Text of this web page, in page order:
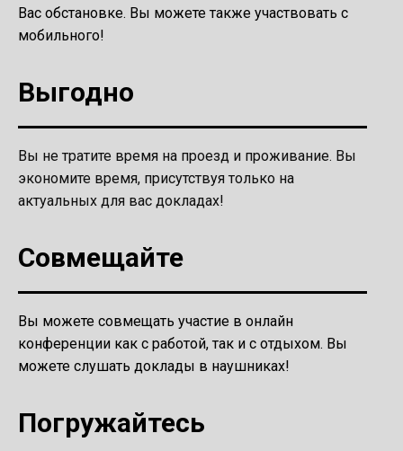
Вас обстановке. Вы можете также участвовать с
мобильного!
Выгодно
Вы не тратите время на проезд и проживание. Вы
экономите время, присутствуя только на
актуальных для вас докладах!
Совмещайте
Вы можете совмещать участие в онлайн
конференции как с работой, так и с отдыхом. Вы
можете слушать доклады в наушниках!
Погружайтесь